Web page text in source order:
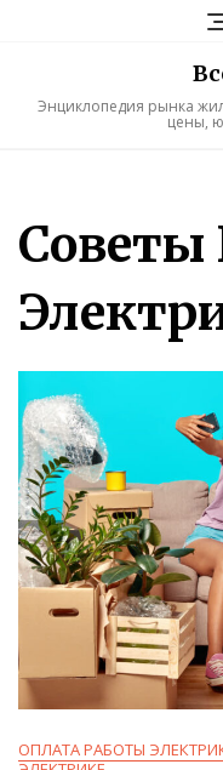
Энциклопедия рынка
цены,
Советы
ОПЛАТА РАБОТЫ